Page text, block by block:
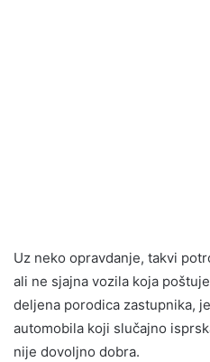
Uz neko opravdanje, takvi
ali ne sjajna vozila koja
deljena porodica zastupnika,
automobila koji slučajno
nije dovoljno dobra.